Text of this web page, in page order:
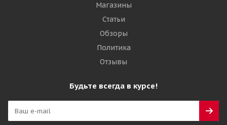
Магазины
Статьи
Обзоры
Политика
Отзывы
Будьте всегда в курсе!